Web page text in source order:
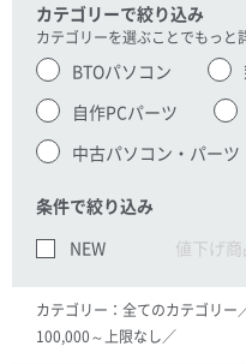
カテゴリーで絞り込み
カテゴリーを選ぶことでもっと
BTOパソコン
自作PCパーツ
中古パソコン・パーツ
条件で絞り込み
NEW
値下げ商
カテゴリー： 全てのカテゴリー
100,000～上限なし